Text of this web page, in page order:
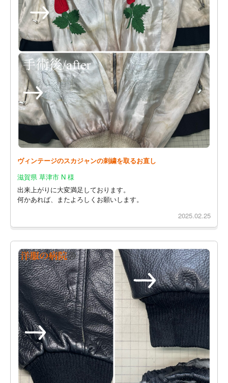
ヴィンテージのスカジャンの刺繍を取るお直し
滋賀県 草津市 N 様
出来上がりに大変満足しております。
何かあれば、またよろしくお願いします。
2025.02.25